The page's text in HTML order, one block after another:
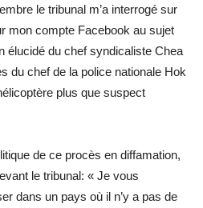
le tribunal m’a interrogé sur
mon compte Facebook au sujet
élucidé du chef syndicaliste Chea
du chef de la police nationale Hok
plus que suspect
de ce procès en diffamation,
le tribunal: « Je vous
dans un pays où il n’y a pas de